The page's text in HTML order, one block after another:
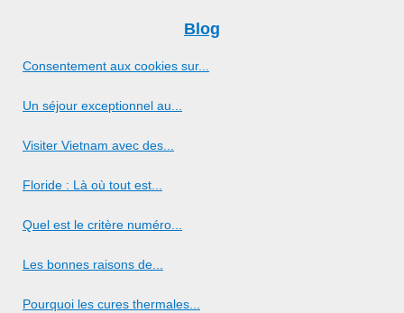
Blog
Consentement aux cookies sur...
Un séjour exceptionnel au...
Visiter Vietnam avec des...
Floride : Là où tout est...
Quel est le critère numéro...
Les bonnes raisons de...
Pourquoi les cures thermales...